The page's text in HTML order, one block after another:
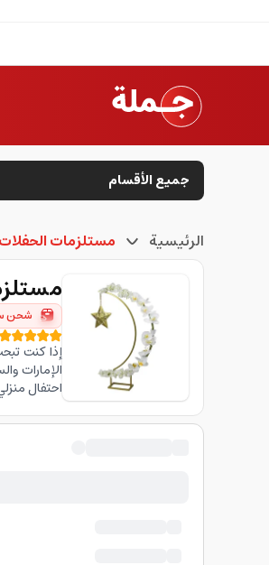
جميع الأقسام
الرئيسية مستلزمات الحفلات
شحن سريع
إذا كنت
الإمارات
احتفال